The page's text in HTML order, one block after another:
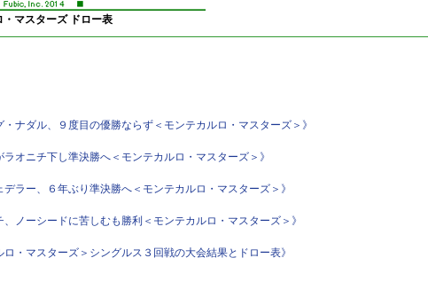
・マスターズ ドロー表
・ナダル、９度目の優勝ならず＜モンテカルロ・マスターズ＞》
ラオニチ下し準決勝へ＜モンテカルロ・マスターズ＞》
デラー、６年ぶり準決勝へ＜モンテカルロ・マスターズ＞》
、ノーシードに苦しむも勝利＜モンテカルロ・マスターズ＞》
ロ・マスターズ＞シングルス３回戦の大会結果とドロー表》